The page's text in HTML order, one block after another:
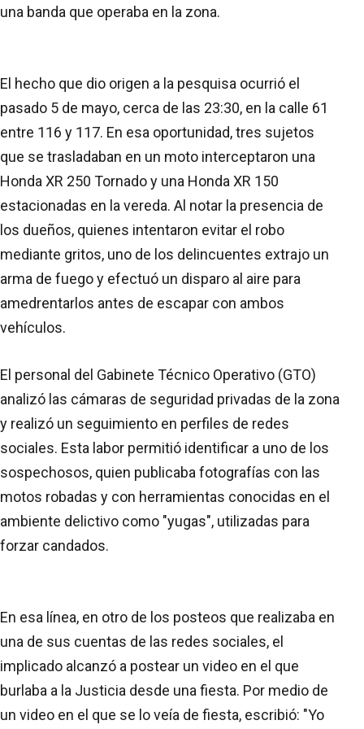
una banda que operaba en la zona.
El hecho que dio origen a la pesquisa ocurrió el
pasado 5 de mayo, cerca de las 23:30, en la calle 61
entre 116 y 117. En esa oportunidad, tres sujetos
que se trasladaban en un moto interceptaron una
Honda XR 250 Tornado y una Honda XR 150
estacionadas en la vereda. Al notar la presencia de
los dueños, quienes intentaron evitar el robo
mediante gritos, uno de los delincuentes extrajo un
arma de fuego y efectuó un disparo al aire para
amedrentarlos antes de escapar con ambos
vehículos.
El personal del Gabinete Técnico Operativo (GTO)
analizó las cámaras de seguridad privadas de la zona
y realizó un seguimiento en perfiles de redes
sociales. Esta labor permitió identificar a uno de los
sospechosos, quien publicaba fotografías con las
motos robadas y con herramientas conocidas en el
ambiente delictivo como "yugas", utilizadas para
forzar candados.
En esa línea, en otro de los posteos que realizaba en
una de sus cuentas de las redes sociales, el
implicado alcanzó a postear un video en el que
burlaba a la Justicia desde una fiesta. Por medio de
un video en el que se lo veía de fiesta, escribió: "Yo